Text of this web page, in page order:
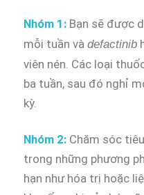
Nhóm 1: Bạn sẽ được
mỗi tuần và defactinib
viên nén. Các loại
ba tuần, sau đó nghỉ
kỳ.
Nhóm 2: Chăm sóc
trong những phương
hạn như hóa trị hoặc